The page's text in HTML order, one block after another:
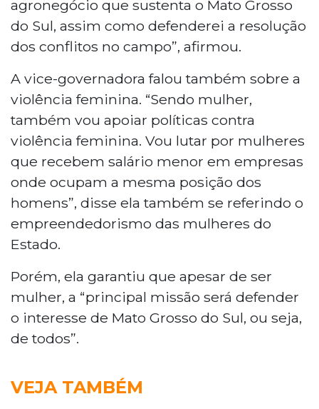
agronegócio que sustenta o Mato Grosso
do Sul, assim como defenderei a resolução
dos conflitos no campo”, afirmou.
A vice-governadora falou também sobre a
violência feminina. “Sendo mulher,
também vou apoiar políticas contra
violência feminina. Vou lutar por mulheres
que recebem salário menor em empresas
onde ocupam a mesma posição dos
homens”, disse ela também se referindo o
empreendedorismo das mulheres do
Estado.
Porém, ela garantiu que apesar de ser
mulher, a “principal missão será defender
o interesse de Mato Grosso do Sul, ou seja,
de todos”.
VEJA TAMBÉM